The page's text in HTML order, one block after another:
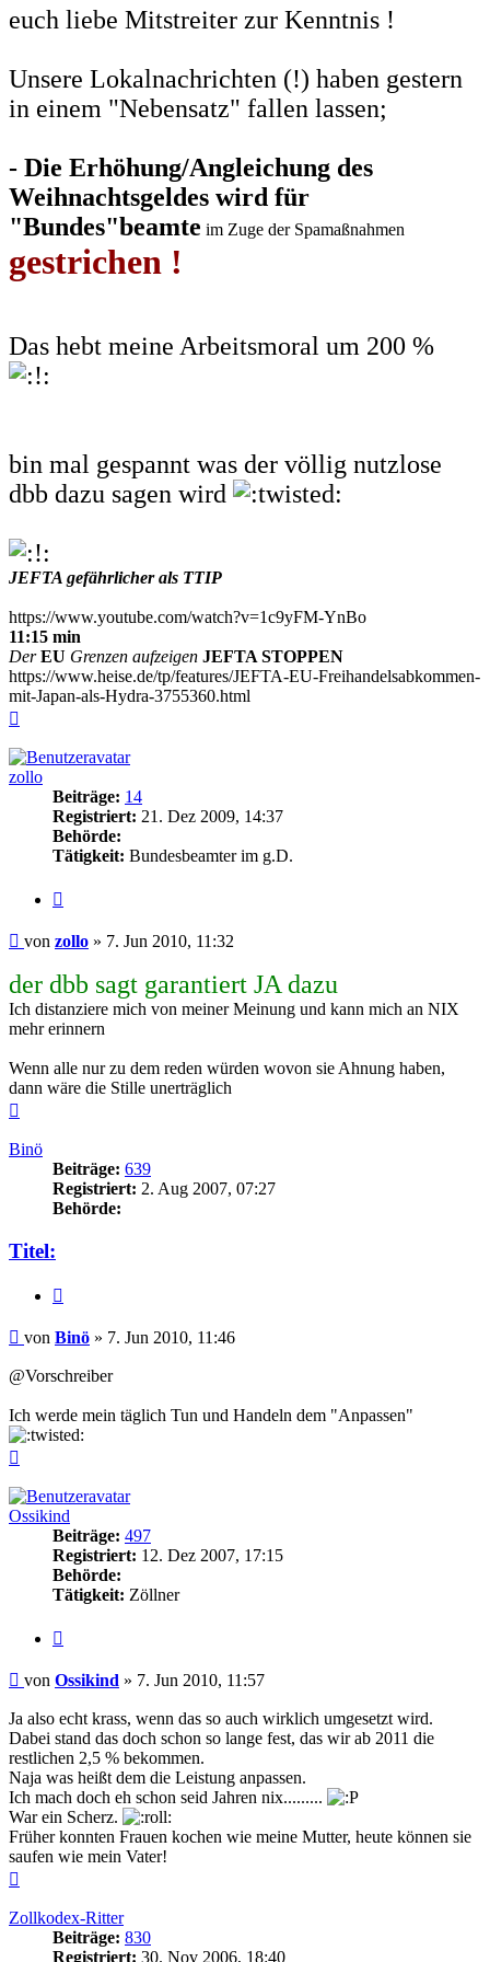
euch liebe Mitstreiter zur Kenntnis !
Unsere Lokalnachrichten (!) haben gestern
in einem "Nebensatz" fallen lassen;
- Die Erhöhung/Angleichung des
Weihnachtsgeldes wird für
"Bundes"beamte im Zuge der Spamaßnahmen
gestrichen !
Das hebt meine Arbeitsmoral um 200 %
bin mal gespannt was der völlig nutzlose
dbb dazu sagen wird
JEFTA gefährlicher als TTIP
https://www.youtube.com/watch?v=1c9yFM-YnBo
11:15 min
Der EU Grenzen aufzeigen JEFTA STOPPEN
https://www.heise.de/tp/features/JEFTA-EU-Freihandelsabkommen-
mit-Japan-als-Hydra-3755360.html
zollo
Beiträge: 14
Registriert: 21. Dez 2009, 14:37
Behörde:
Tätigkeit: Bundesbeamter im g.D.
Beitrag
von zollo » 7. Jun 2010, 11:32
der dbb sagt garantiert JA dazu
Ich distanziere mich von meiner Meinung und kann mich an NIX
mehr erinnern
Wenn alle nur zu dem reden würden wovon sie Ahnung haben,
dann wäre die Stille unerträglich
Binö
Beiträge: 639
Registriert: 2. Aug 2007, 07:27
Behörde:
Titel:
Beitrag
von Binö » 7. Jun 2010, 11:46
@Vorschreiber
Ich werde mein täglich Tun und Handeln dem "Anpassen"
Ossikind
Beiträge: 497
Registriert: 12. Dez 2007, 17:15
Behörde:
Tätigkeit: Zöllner
Beitrag
von Ossikind » 7. Jun 2010, 11:57
Ja also echt krass, wenn das so auch wirklich umgesetzt wird.
Dabei stand das doch schon so lange fest, das wir ab 2011 die
restlichen 2,5 % bekommen.
Naja was heißt dem die Leistung anpassen.
Ich mach doch eh schon seid Jahren nix.........
War ein Scherz.
Früher konnten Frauen kochen wie meine Mutter, heute können sie
saufen wie mein Vater!
Zollkodex-Ritter
Beiträge: 830
Registriert: 30. Nov 2006, 18:40